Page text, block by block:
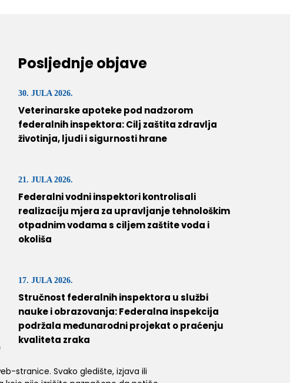
stranice. Svako gledište, izjava ili
Posljednje objave
30. JULA 2026.
Veterinarske apoteke pod nadzorom
federalnih inspektora: Cilj zaštita zdravlja
životinja, ljudi i sigurnosti hrane
21. JULA 2026.
Federalni vodni inspektori kontrolisali
realizaciju mjera za upravljanje tehnološkim
otpadnim vodama s ciljem zaštite voda i
okoliša
17. JULA 2026.
Stručnost federalnih inspektora u službi
nauke i obrazovanja: Federalna inspekcija
podržala međunarodni projekat o praćenju
kvaliteta zraka